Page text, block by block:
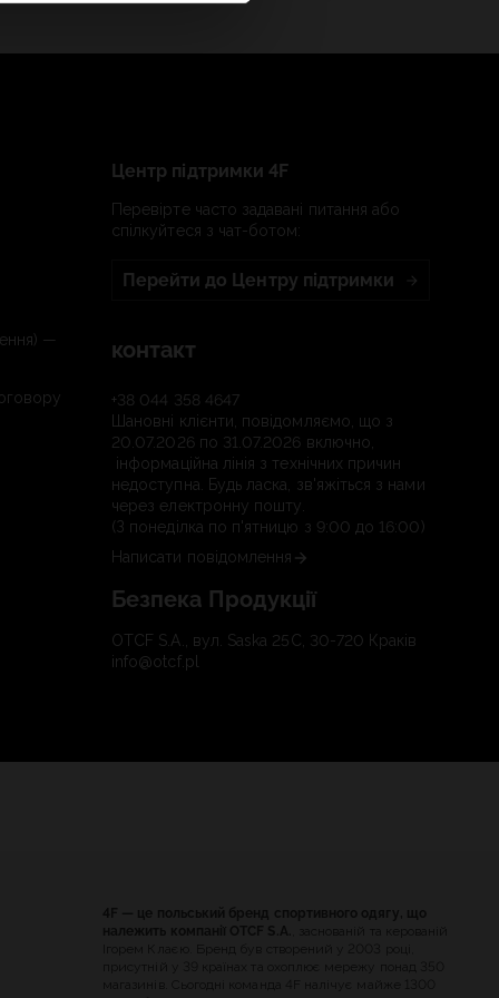
—
Центр підтримки 4F
Перевірте часто задавані питання або
спілкуйтеся з чат-ботом:
Перейти до Центру підтримки
контакт
+38 044 358 4647
Шановні клієнти, повідомляємо, що з
20.07.2026 по 31.07.2026 включно,
інформаційна лінія з технічних причин
недоступна. Будь ласка, зв'яжіться з нами
через електронну пошту.
(З понеділка по п'ятницю з 9:00 до 16:00)
Написати повідомлення
Безпека Продукції
OTCF S.A., вул. Saska 25C, 30-720 Краків
info@otcf.pl